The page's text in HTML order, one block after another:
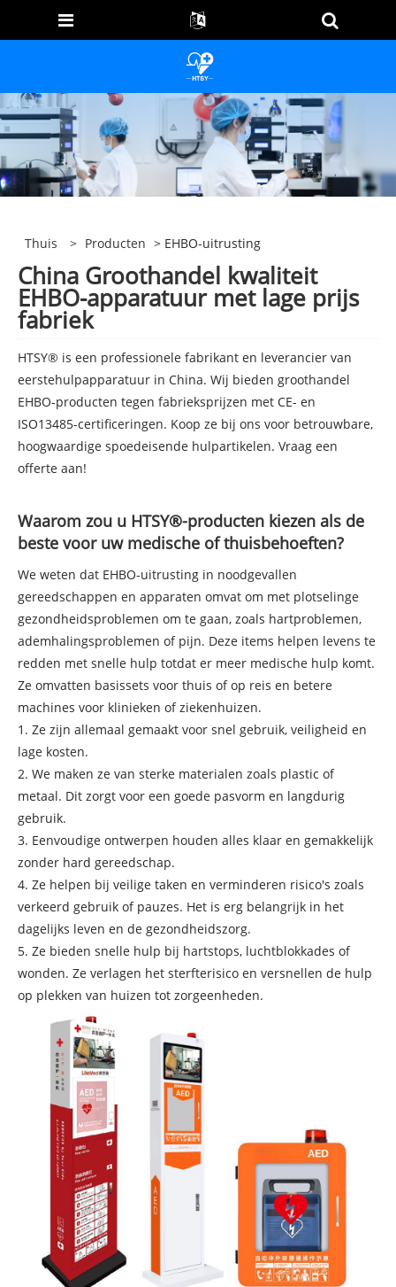
Thuis > Producten > EHBO-uitrusting
China Groothandel kwaliteit
EHBO-apparatuur met lage prijs
fabriek
HTSY® is een professionele fabrikant en leverancier van
eerstehulpapparatuur in China. Wij bieden groothandel
EHBO-producten tegen fabrieksprijzen met CE- en
ISO13485-certificeringen. Koop ze bij ons voor betrouwbare,
hoogwaardige spoedeisende hulpartikelen. Vraag een
offerte aan!
Waarom zou u HTSY®-producten kiezen als de
beste voor uw medische of thuisbehoeften?
We weten dat EHBO-uitrusting in noodgevallen
gereedschappen en apparaten omvat om met plotselinge
gezondheidsproblemen om te gaan, zoals hartproblemen,
ademhalingsproblemen of pijn. Deze items helpen levens te
redden met snelle hulp totdat er meer medische hulp komt.
Ze omvatten basissets voor thuis of op reis en betere
machines voor klinieken of ziekenhuizen.
1. Ze zijn allemaal gemaakt voor snel gebruik, veiligheid en
lage kosten.
2. We maken ze van sterke materialen zoals plastic of
metaal. Dit zorgt voor een goede pasvorm en langdurig
gebruik.
3. Eenvoudige ontwerpen houden alles klaar en gemakkelijk
zonder hard gereedschap.
4. Ze helpen bij veilige taken en verminderen risico's zoals
verkeerd gebruik of pauzes. Het is erg belangrijk in het
dagelijks leven en de gezondheidszorg.
5. Ze bieden snelle hulp bij hartstops, luchtblokkades of
wonden. Ze verlagen het sterfterisico en versnellen de hulp
op plekken van huizen tot zorgeenheden.